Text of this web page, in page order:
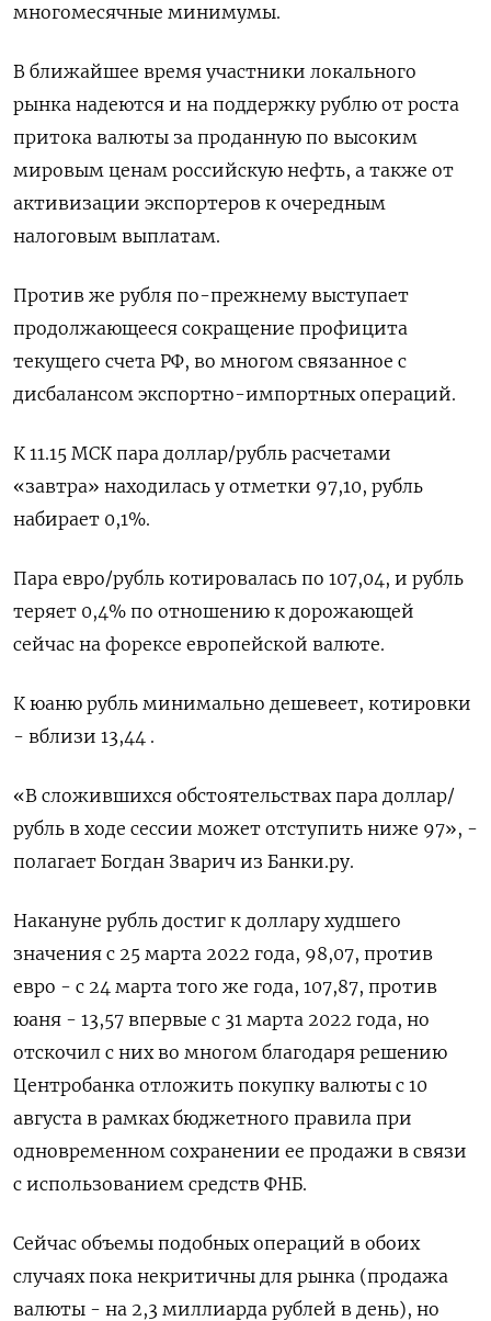
многомесячные минимумы.
В ближайшее время участники локального
рынка надеются и на поддержку рублю от роста
притока валюты за проданную по высоким
мировым ценам российскую нефть, а также от
активизации экспортеров к очередным
налоговым выплатам.
Против же рубля по-прежнему выступает
продолжающееся сокращение профицита
текущего счета РФ, во многом связанное с
дисбалансом экспортно-импортных операций.
К 11.15 МСК пара доллар/рубль расчетами
«завтра» находилась у отметки 97,10, рубль
набирает 0,1%.
Пара евро/рубль котировалась по 107,04, и рубль
теряет 0,4% по отношению к дорожающей
сейчас на форексе европейской валюте.
К юаню рубль минимально дешевеет, котировки
- вблизи 13,44 .
«В сложившихся обстоятельствах пара доллар/
рубль в ходе сессии может отступить ниже 97», -
полагает Богдан Зварич из Банки.ру.
Накануне рубль достиг к доллару худшего
значения с 25 марта 2022 года, 98,07, против
евро - с 24 марта того же года, 107,87, против
юаня - 13,57 впервые с 31 марта 2022 года, но
отскочил с них во многом благодаря решению
Центробанка отложить покупку валюты с 10
августа в рамках бюджетного правила при
одновременном сохранении ее продажи в связи
с использованием средств ФНБ.
Сейчас объемы подобных операций в обоих
случаях пока некритичны для рынка (продажа
валюты - на 2,3 миллиарда рублей в день), но